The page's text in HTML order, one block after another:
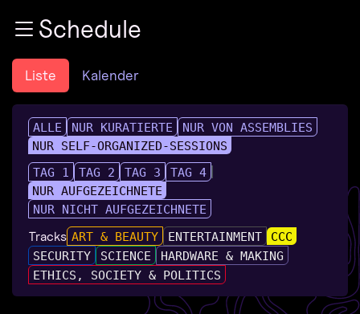
Zum InhaltSchedule
Liste Kalender
ALLE NUR KURATIERTE
NUR VON ASSEMBLIES
NUR SELF-ORGANIZED-SESSIONS
TAG 1
TAG 2 TAG 3
TAG 4
NUR AUFGEZEICHNETE
NUR NICHT AUFGEZEICHNETE
Tracks ART & BEAUTY ENTERTAINMENT
CCC
SECURITY
SCIENCE
HARDWARE & MAKING
ETHICS, SOCIETY & POLITICS